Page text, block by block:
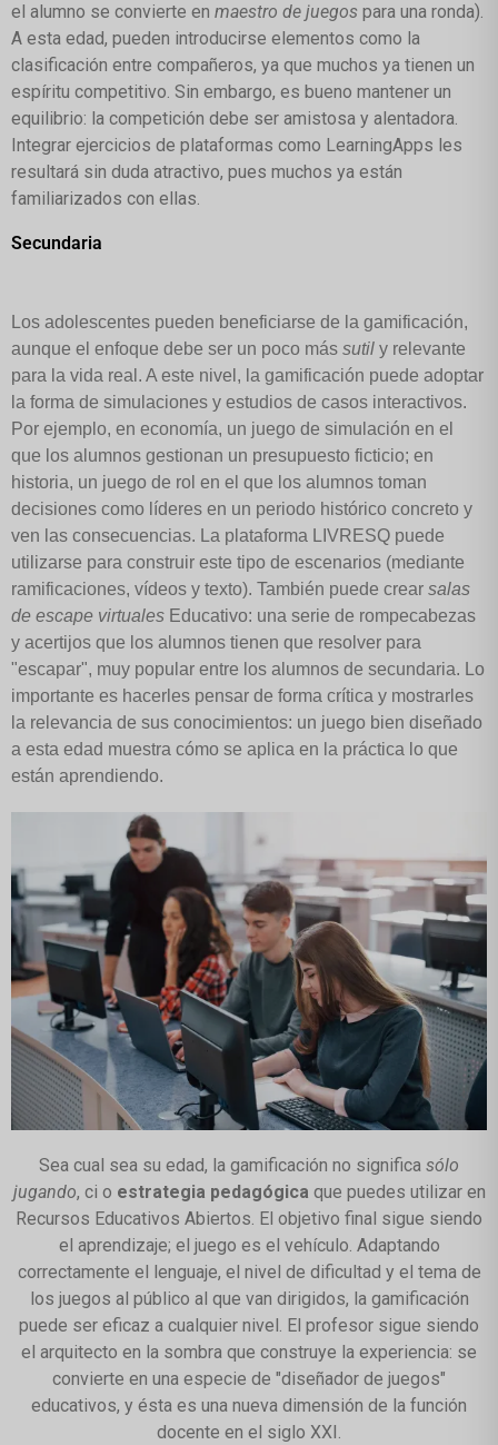
el alumno se convierte en maestro de juegos para una ronda).
A esta edad, pueden introducirse elementos como la
clasificación entre compañeros, ya que muchos ya tienen un
espíritu competitivo. Sin embargo, es bueno mantener un
equilibrio: la competición debe ser amistosa y alentadora.
Integrar ejercicios de plataformas como LearningApps les
resultará sin duda atractivo, pues muchos ya están
familiarizados con ellas.
Secundaria
Los adolescentes pueden beneficiarse de la gamificación,
aunque el enfoque debe ser un poco más sutil y relevante
para la vida real. A este nivel, la gamificación puede adoptar
la forma de simulaciones y estudios de casos interactivos.
Por ejemplo, en economía, un juego de simulación en el
que los alumnos gestionan un presupuesto ficticio; en
historia, un juego de rol en el que los alumnos toman
decisiones como líderes en un periodo histórico concreto y
ven las consecuencias. La plataforma LIVRESQ puede
utilizarse para construir este tipo de escenarios (mediante
ramificaciones, vídeos y texto). También puede crear salas
de escape virtuales Educativo: una serie de rompecabezas
y acertijos que los alumnos tienen que resolver para
"escapar", muy popular entre los alumnos de secundaria. Lo
importante es hacerles pensar de forma crítica y mostrarles
la relevancia de sus conocimientos: un juego bien diseñado
a esta edad muestra cómo se aplica en la práctica lo que
están aprendiendo.
Sea cual sea su edad, la gamificación no significa sólo
jugando, ci o estrategia pedagógica que puedes utilizar en
Recursos Educativos Abiertos. El objetivo final sigue siendo
el aprendizaje; el juego es el vehículo. Adaptando
correctamente el lenguaje, el nivel de dificultad y el tema de
los juegos al público al que van dirigidos, la gamificación
puede ser eficaz a cualquier nivel. El profesor sigue siendo
el arquitecto en la sombra que construye la experiencia: se
convierte en una especie de "diseñador de juegos"
educativos, y ésta es una nueva dimensión de la función
docente en el siglo XXI.